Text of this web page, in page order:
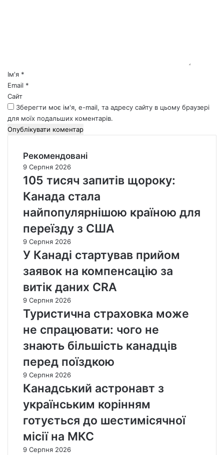
*Ім'я *
Email *
Сайт
Зберегти моє ім'я, e-mail, та адресу сайту в цьому браузері
для моїх подальших коментарів.
Рекомендовані
9 Серпня 2026
105 тисяч запитів щороку:
Канада стала
найпопулярнішою країною для
переїзду з США
9 Серпня 2026
У Канаді стартував прийом
заявок на компенсацію за
витік даних CRA
9 Серпня 2026
Туристична страховка може
не спрацювати: чого не
знають більшість канадців
перед поїздкою
9 Серпня 2026
Канадський астронавт з
українським корінням
готується до шестимісячної
місії на МКС
9 Серпня 2026